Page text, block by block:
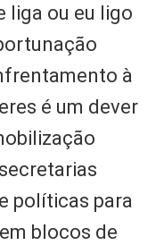
liga ou eu ligo
à
é um dever
políticas para
blocos de